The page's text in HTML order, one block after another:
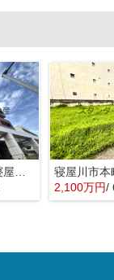
グランアッシュ寝屋川シティノースリッジ
寝屋川市本
2,100万円/